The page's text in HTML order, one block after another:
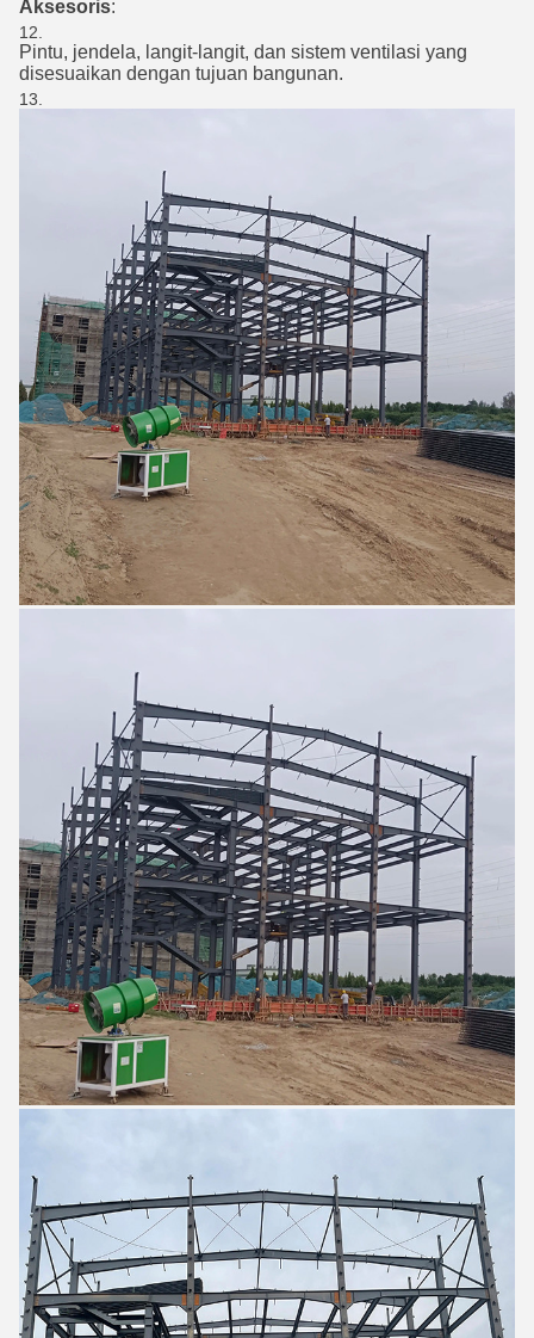
Aksesoris:
Pintu, jendela, langit-langit, dan sistem ventilasi yang
disesuaikan dengan tujuan bangunan.